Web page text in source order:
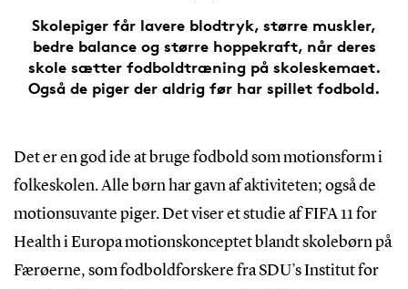
Skolepiger får lavere blodtryk, større muskler,
bedre balance og større hoppekraft, når deres
skole sætter fodboldtræning på skoleskemaet.
Også de piger der aldrig før har spillet fodbold.
Det er en god ide at bruge fodbold som motionsform i
folkeskolen. Alle børn har gavn af aktiviteten; også de
motionsuvante piger. Det viser et studie af FIFA 11 for
Health i Europa motionskonceptet blandt skolebørn på
Færøerne, som fodboldforskere fra SDU’s Institut for